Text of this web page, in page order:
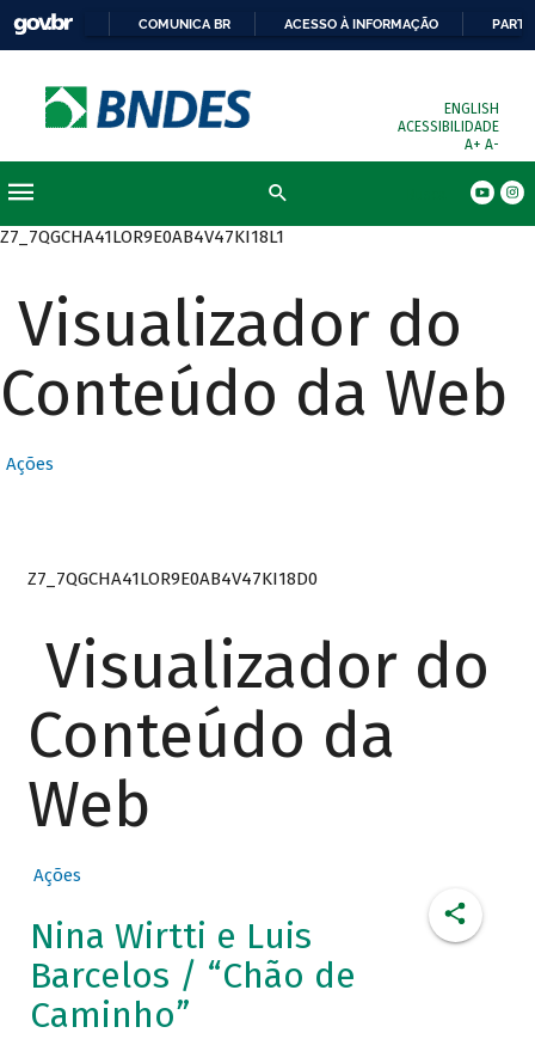
COMUNICA BR ACESSO À INFORMAÇÃO
ENGLISH
ACESSIBILIDADE
A+ A-
Z7_7QGCHA41LOR9E0AB4V47KI18L1
Visualizador do
Conteúdo da Web
Ações
Z7_7QGCHA41LOR9E0AB4V47KI18D0
Visualizador do
Conteúdo da
Web
Ações
Nina Wirtti e Luis
Barcelos / “Chão de
Caminho”